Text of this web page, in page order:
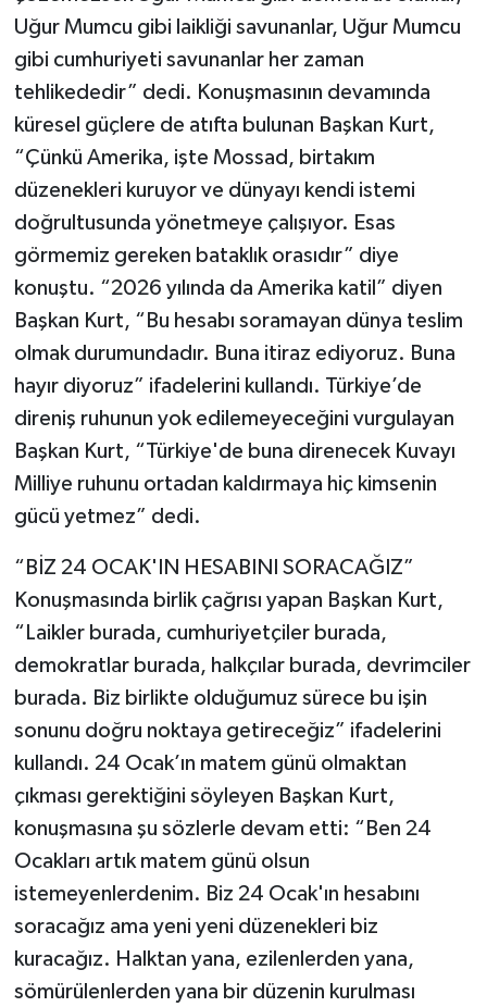
Uğur Mumcu gibi laikliği savunanlar, Uğur Mumcu
gibi cumhuriyeti savunanlar her zaman
tehlikededir” dedi. Konuşmasının devamında
küresel güçlere de atıfta bulunan Başkan Kurt,
“Çünkü Amerika, işte Mossad, birtakım
düzenekleri kuruyor ve dünyayı kendi istemi
doğrultusunda yönetmeye çalışıyor. Esas
görmemiz gereken bataklık orasıdır” diye
konuştu. “2026 yılında da Amerika katil” diyen
Başkan Kurt, “Bu hesabı soramayan dünya teslim
olmak durumundadır. Buna itiraz ediyoruz. Buna
hayır diyoruz” ifadelerini kullandı. Türkiye’de
direniş ruhunun yok edilemeyeceğini vurgulayan
Başkan Kurt, “Türkiye'de buna direnecek Kuvayı
Milliye ruhunu ortadan kaldırmaya hiç kimsenin
gücü yetmez” dedi.
“BİZ 24 OCAK'IN HESABINI SORACAĞIZ”
Konuşmasında birlik çağrısı yapan Başkan Kurt,
“Laikler burada, cumhuriyetçiler burada,
demokratlar burada, halkçılar burada, devrimciler
burada. Biz birlikte olduğumuz sürece bu işin
sonunu doğru noktaya getireceğiz” ifadelerini
kullandı. 24 Ocak’ın matem günü olmaktan
çıkması gerektiğini söyleyen Başkan Kurt,
konuşmasına şu sözlerle devam etti: “Ben 24
Ocakları artık matem günü olsun
istemeyenlerdenim. Biz 24 Ocak'ın hesabını
soracağız ama yeni yeni düzenekleri biz
kuracağız. Halktan yana, ezilenlerden yana,
sömürülenlerden yana bir düzenin kurulması